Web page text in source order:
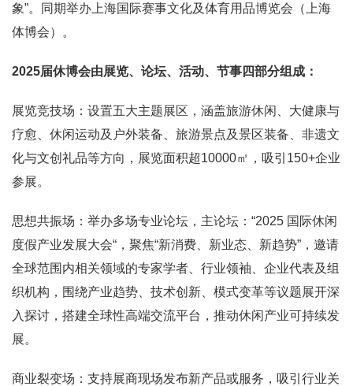
象”。同期举办上海国际赛事文化及体育用品博览会（上海
体博会）。
2025届休博会由展览、论坛、活动、节事四部分组成：
展览竞技场：设置五大主题展区，涵盖旅游休闲、大健康与
疗愈、休闲运动及户外装备、旅游景点及景区装备、非遗文
化与文创礼品等方向，展览面积超10000㎡，吸引150+企业
参展。
思想共振场：举办多场专业论坛，主论坛：“2025 国际休闲
度假产业发展大会“，聚焦“新消费、新业态、新趋势”，邀请
全球范围内相关领域的专家学者、行业领袖、企业代表及组
织机构，围绕产业趋势、技术创新、模式变革等议题展开深
入探讨，搭建全球性高端交流平台，推动休闲产业可持续发
展。
商业裂变场：支持展商现场发布新产品或服务，吸引行业关